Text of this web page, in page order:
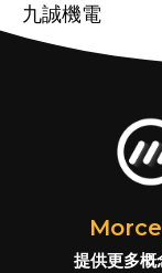
九誠機電
提供更多概